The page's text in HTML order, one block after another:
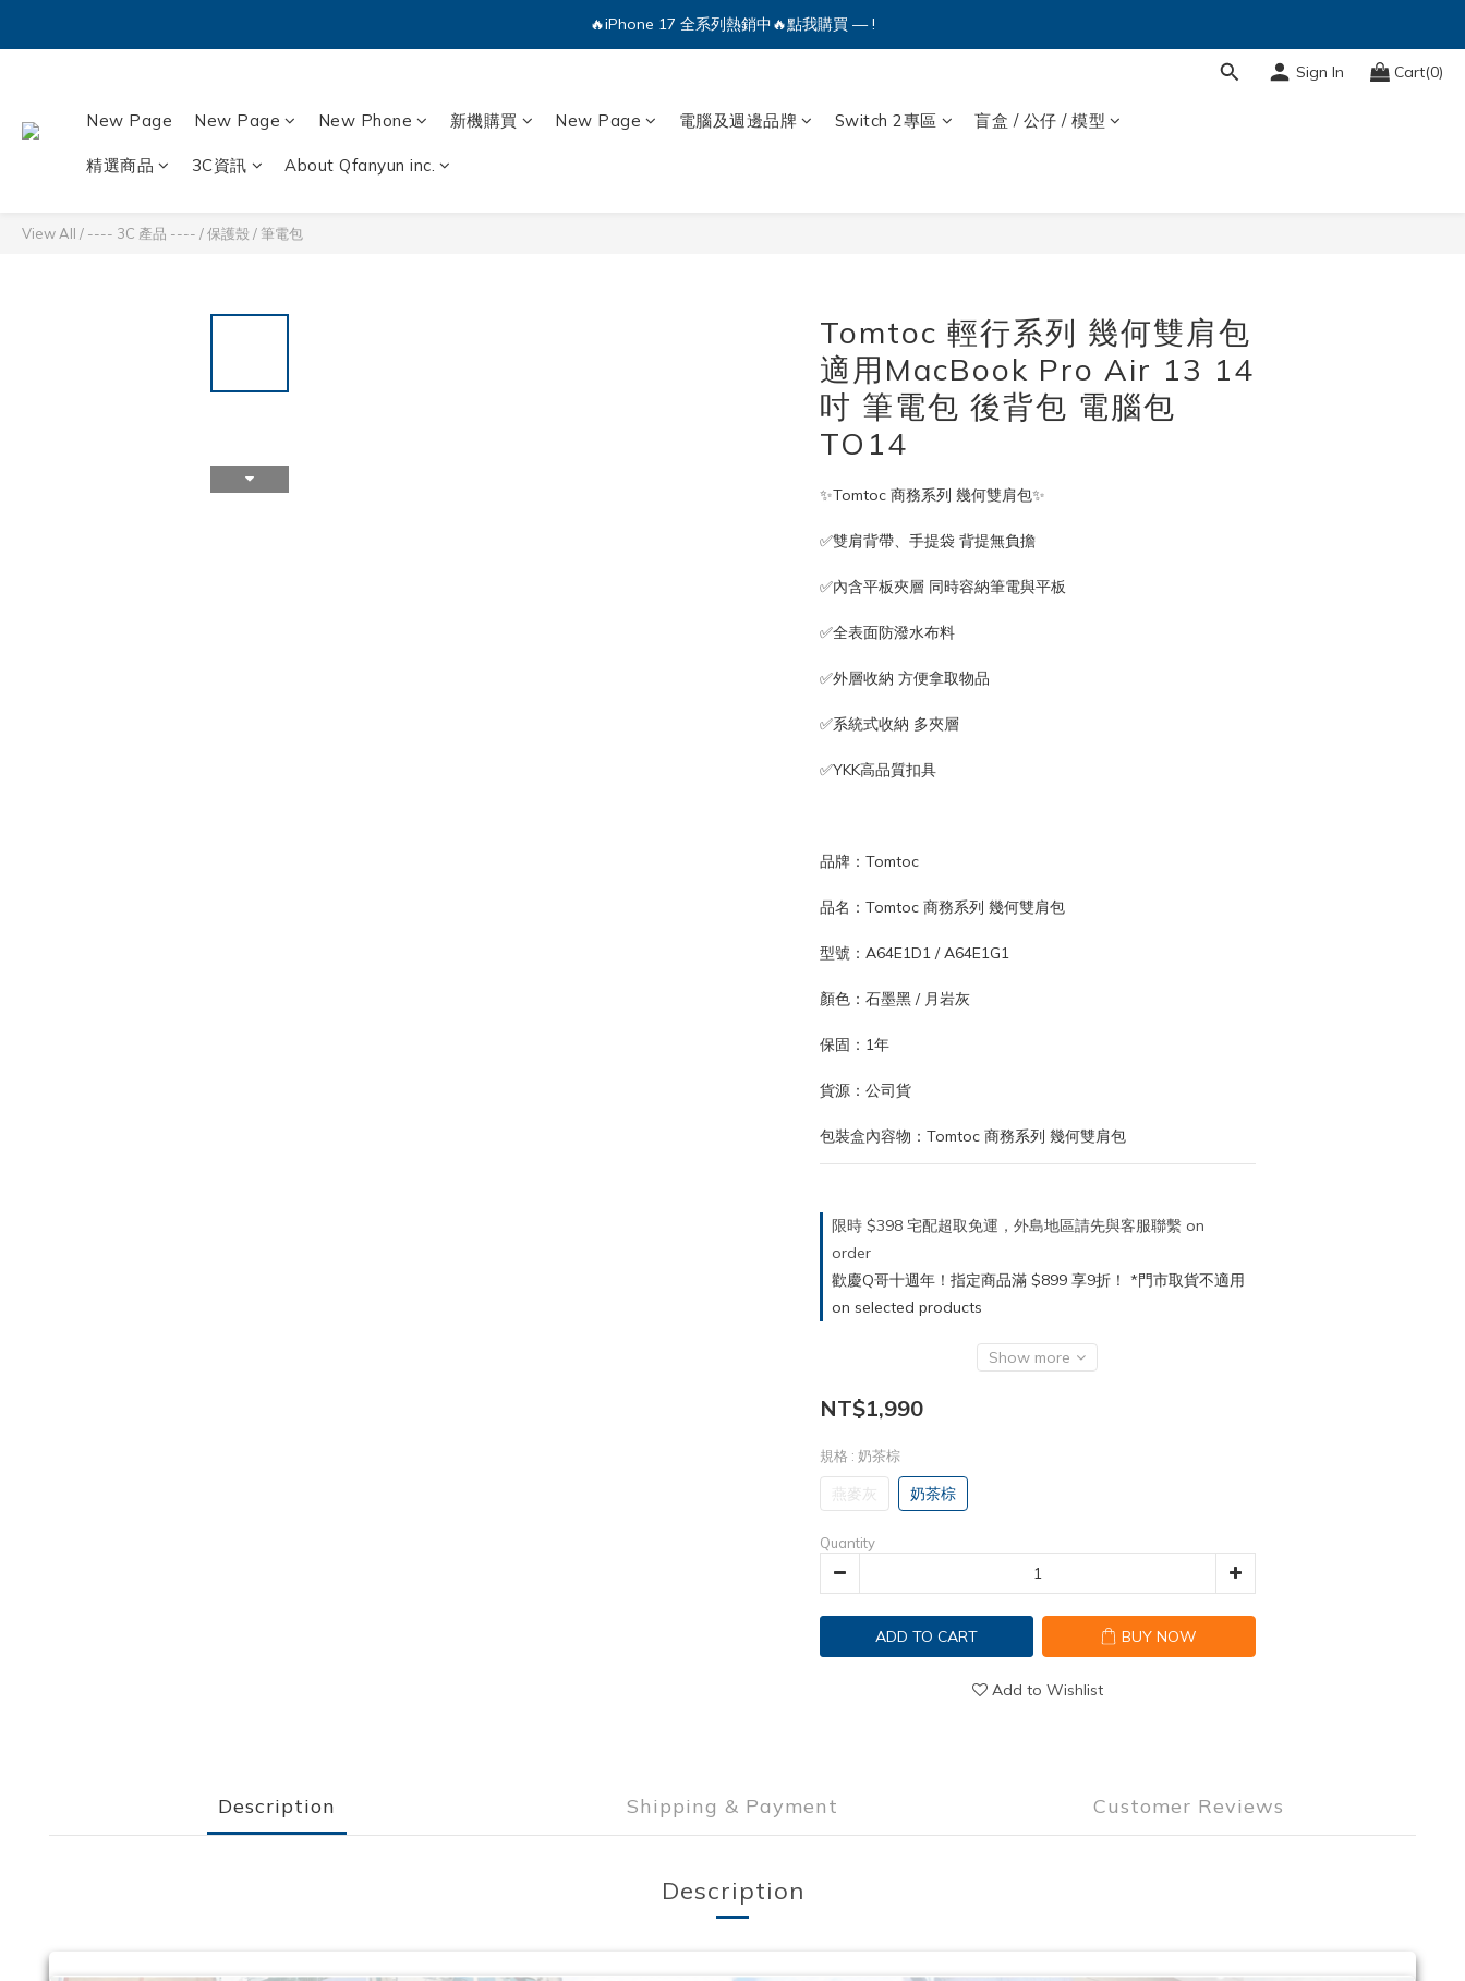
🔥iPhone 17 全系列熱銷中🔥點我購買 — !
💕加入Q哥 Line 新好友領優惠券！🎫
Sign In Cart(0)
New Page New Page New Phone 新機購買 New Page 電腦及週邊品牌 Switch 2專區 盲盒 / 公仔 / 模型
精選商品 3C資訊 About Qfanyun inc.
View All / ---- 3C 產品 ---- /保護殼 /筆電包
Tomtoc 輕行系列 幾何雙肩包
適用MacBook Pro Air 13 14
吋 筆電包 後背包 電腦包
TO14
✨Tomtoc 商務系列 幾何雙肩包✨
✅雙肩背帶、手提袋 背提無負擔
✅內含平板夾層 同時容納筆電與平板
✅全表面防潑水布料
✅外層收納 方便拿取物品
✅系統式收納 多夾層
✅YKK高品質扣具
品牌：Tomtoc
品名：Tomtoc 商務系列 幾何雙肩包
型號：A64E1D1 / A64E1G1
顏色：石墨黑 / 月岩灰
保固：1年
貨源：公司貨
包裝盒內容物：Tomtoc 商務系列 幾何雙肩包
限時 $398 宅配超取免運，外島地區請先與客服聯繫 on
order
歡慶Q哥十週年！指定商品滿 $899 享9折！ *門市取貨不適用
on selected products
Show more
NT$1,990
規格 : 奶茶棕
燕麥灰 奶茶棕
Quantity
ADD TO CART BUY NOW
Add to Wishlist
Description Shipping & Payment Customer Reviews
Description